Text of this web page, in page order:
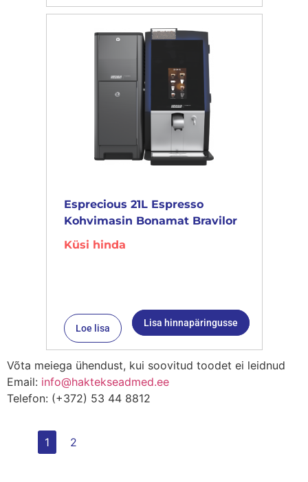
Esprecious 21L Espresso
Kohvimasin Bonamat Bravilor
Küsi hinda
Loe lisa Lisa hinnapäringusse
Võta meiega ühendust, kui soovitud toodet ei leidnud
Email: info@haktekseadmed.ee
Telefon: (+372) 53 44 8812
1 2